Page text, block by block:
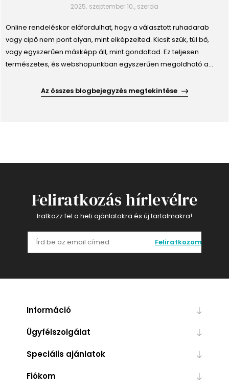
2025. szeptember 10., szerda
Online rendeléskor előfordulhat, hogy a választott ruhadarab
vagy cipő nem pont olyan, mint elképzelted. Kicsit szűk, túl bő,
vagy egyszerűen másképp áll, mint gondoltad. Ez teljesen
természetes, és webshopunkban egyszerűen megoldható a
napos visszaküldési lehetőség Nálunk biztonságban
Az összes blogbejegyzés megtekintése
Feliratkozás hírlevélre
Iratkozz fel a heti ajánlatokra és új tartalmakra!
Feliratkozom
Információ
Ügyfélszolgálat
Speciális ajánlatok
Fiókom